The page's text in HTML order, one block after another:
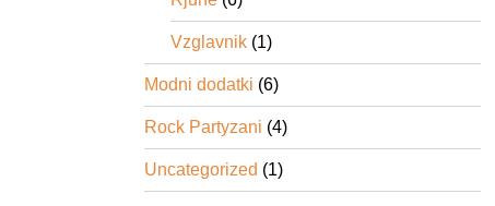
Vzglavnik (1)
Modni dodatki (6)
Rock Partyzani (4)
Uncategorized (1)